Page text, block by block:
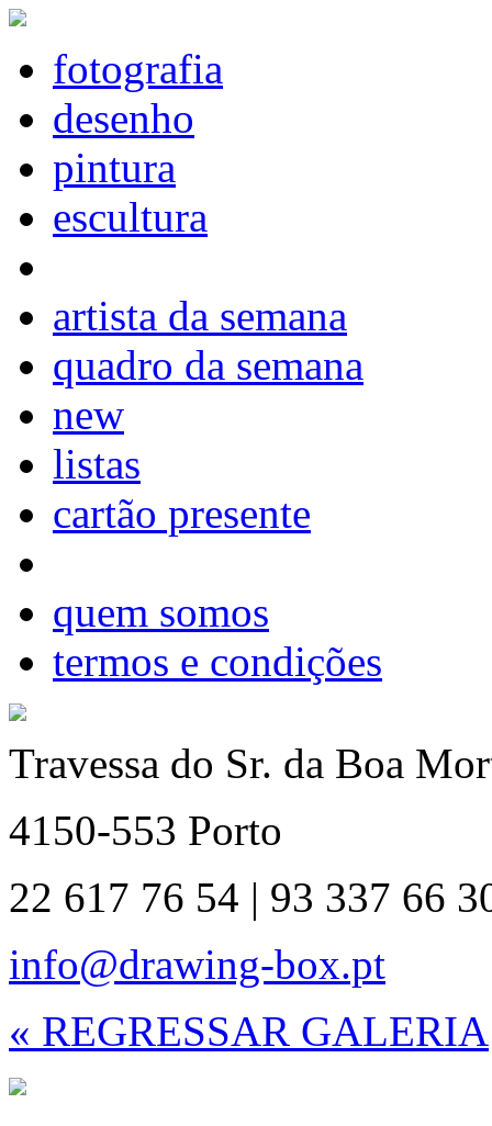
fotografia
desenho
pintura
escultura
artista da semana
quadro da semana
new
listas
cartão presente
quem somos
termos e condições
Travessa do Sr. da Boa
4150-553 Porto
22 617 76 54 | 93 337 66
info@drawing-box.pt
« REGRESSAR GALERIA